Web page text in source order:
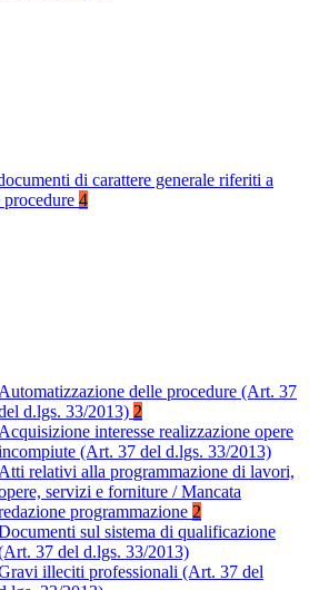
di carattere generale riferiti a
procedure 4
Automatizzazione delle procedure (Art. 37
d.lgs. 33/2013) 2
Acquisizione interesse realizzazione opere
(Art. 37 del d.lgs. 33/2013)
Atti relativi alla programmazione di lavori,
servizi e forniture / Mancata
programmazione 2
sul sistema di qualificazione
37 del d.lgs. 33/2013)
illeciti professionali (Art. 37 del